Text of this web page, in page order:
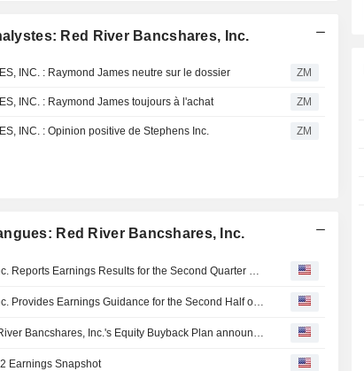
Red River Bancshares, Inc.
INC. : Raymond James neutre sur le dossier ZM
INC. : Raymond James toujours à l'achat ZM
INC. : Opinion positive de Stephens Inc. ZM
Red River Bancshares, Inc.
Earnings Snapshot